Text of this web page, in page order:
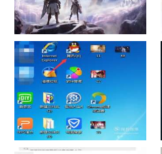
chrome数据转移